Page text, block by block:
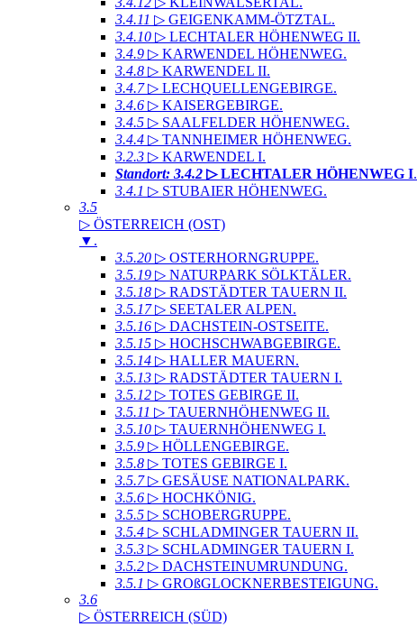
3.4.11 ▷ GEIGENKAMM-ÖTZTAL.
3.4.10 ▷ LECHTALER HÖHENWEG II.
3.4.9 ▷ KARWENDEL HÖHENWEG.
3.4.8 ▷ KARWENDEL II.
3.4.7▷ LECHQUELLENGEBIRGE.
3.4.6 ▷ KAISERGEBIRGE.
3.4.5 ▷ SAALFELDER HÖHENWEG.
3.4.4 ▷ TANNHEIMER HÖHENWEG.
3.2.3 ▷ KARWENDEL I.
Standort: 3.4.2 ▷ LECHTALER HÖHENWEG I.
3.4.1 ▷ STUBAIER HÖHENWEG.
3.5
▷ ÖSTERREICH (OST)
▼ .
3.5.20 ▷ OSTERHORNGRUPPE.
3.5.19 ▷ NATURPARK SÖLKTÄLER.
3.5.18 ▷ RADSTÄDTER TAUERN II.
3.5.17▷ SEETALER ALPEN.
3.5.16 ▷ DACHSTEIN-OSTSEITE.
3.5.15 ▷ HOCHSCHWABGEBIRGE.
3.5.14 ▷ HALLER MAUERN.
3.5.13 ▷ RADSTÄDTER TAUERN I.
3.5.12 ▷ TOTES GEBIRGE II.
3.5.11 ▷ TAUERNHÖHENWEG II.
3.5.10 ▷ TAUERNHÖHENWEG I.
3.5.9 ▷ HÖLLENGEBIRGE.
3.5.8 ▷ TOTES GEBIRGE I.
3.5.7▷ GESÄUSE NATIONALPARK.
3.5.6 ▷ HOCHKÖNIG.
3.5.5 ▷ SCHOBERGRUPPE.
3.5.4 ▷ SCHLADMINGER TAUERN II.
3.5.3 ▷ SCHLADMINGER TAUERN I.
3.5.2 ▷ DACHSTEINUMRUNDUNG.
3.5.1 ▷ GROßGLOCKNERBESTEIGUNG.
3.6
▷ ÖSTERREICH (SÜD)